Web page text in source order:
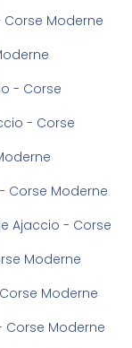
Moderne
- Corse
- Corse
Corse Moderne
Ajaccio - Corse
Moderne
Moderne
Moderne